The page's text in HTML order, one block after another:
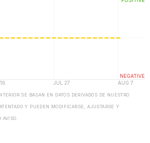
SE BASAN EN DATOS DERIVADOS DE NUESTRO
Y PUEDEN MODIFICARSE, AJUSTARSE Y